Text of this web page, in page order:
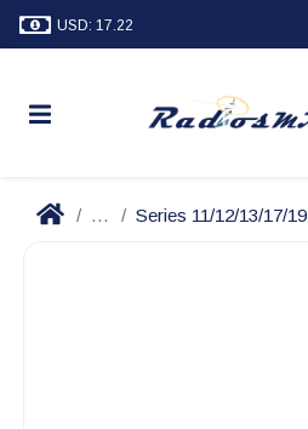
USD: 17.22
... Series 11/12/13/17/19